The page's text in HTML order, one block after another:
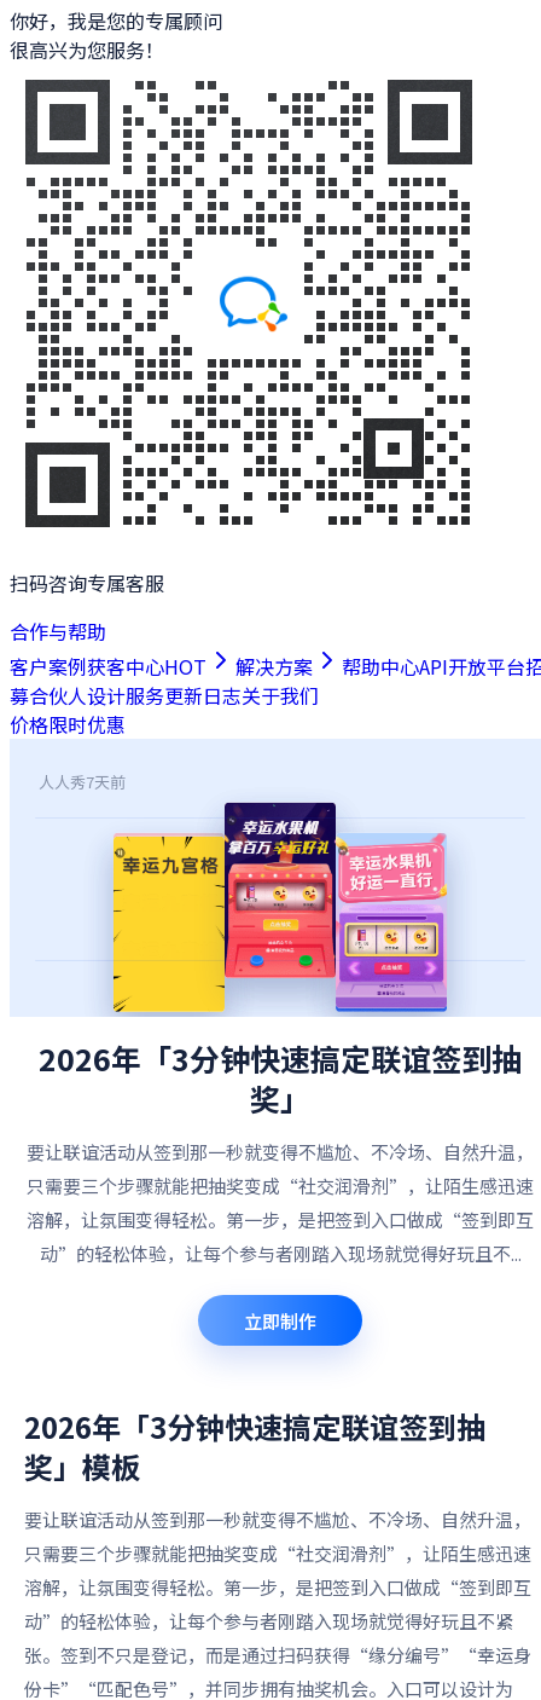
你好，我是您的专属顾问
很高兴为您服务！
扫码咨询专属客服
合作与帮助
客户案例获客中心HOT 解决方案 帮助中心API开放平台
募合伙人设计服务更新日志关于我们
价格限时优惠
人人秀7天前
2026年「3分钟快速搞定联谊签到抽
奖」
要让联谊活动从签到那一秒就变得不尴尬、不冷场、自然升温，
只需要三个步骤就能把抽奖变成“社交润滑剂”，让陌生感迅速
溶解，让氛围变得轻松。第一步，是把签到入口做成“签到即互
动”的轻松体验，让每个参与者刚踏入现场就觉得好玩且不...
立即制作
2026年「3分钟快速搞定联谊签到抽
奖」 模板
要让联谊活动从签到那一秒就变得不尴尬、不冷场、自然升温，
只需要三个步骤就能把抽奖变成“社交润滑剂”，让陌生感迅速
溶解，让氛围变得轻松。第一步，是把签到入口做成“签到即互
动”的轻松体验，让每个参与者刚踏入现场就觉得好玩且不紧
张。签到不只是登记，而是通过扫码获得“缘分编号”“幸运身
份卡”“匹配色号”，并同步拥有抽奖机会。入口可以设计为